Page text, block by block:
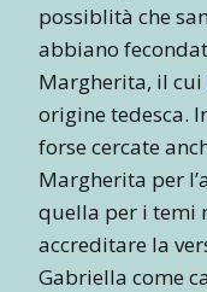
possiblità che
abbiano
Margherita, il cui
origine tedesca.
forse cercate
Margherita per
quella per i temi
accreditare la
Gabriella come